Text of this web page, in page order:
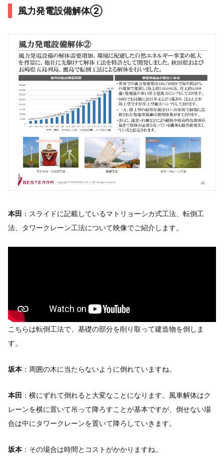
風力発電設備解体②
本田 ：スライドに記載しているマトリョーシカ式工法、転倒工
法、タワークレーン工法について映像でご紹介します。
こちらは転倒工法で、基礎の部分を削り取って建造物を倒しま
す。
坂本 ：周囲の木に当たらないように倒れていますね。
本田 ：横にずれて倒れると大変なことになります。風車解体はク
レーンを横に置いて吊って降ろすことが基本ですが、倒せない場
合は中にタワークレーンを置いて降ろしていきます。
坂本 ：その場合は時間とコストがかかりますね。